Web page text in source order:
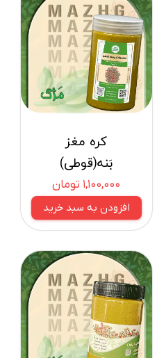
کره مغز
بَنه(قوطی)
۱,۱۰۰,۰۰۰ تومان
افزودن به سبد خرید